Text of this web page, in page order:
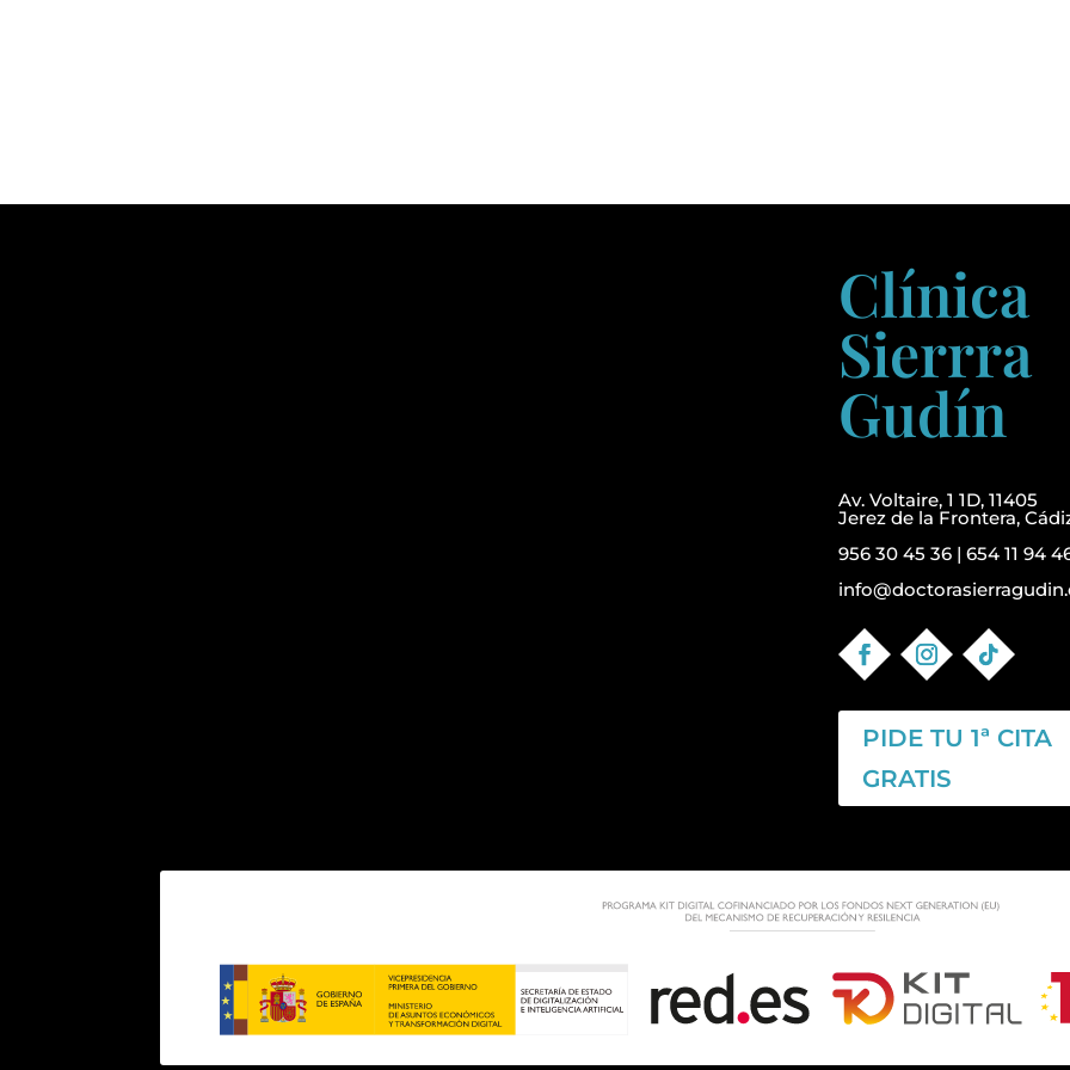
Clínica
Sierrra
Gudín
Av. Voltaire, 1 1D, 11405
Jerez de la Frontera,
956 30 45 36| 654 11 94
PIDE TU 1ª CITA
GRATIS